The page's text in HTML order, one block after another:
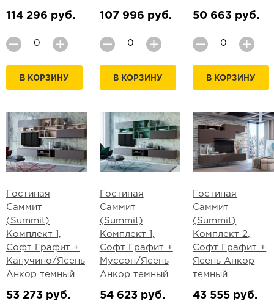
114 296 руб.
В КОРЗИНУ
107 996 руб.
В КОРЗИНУ
50 663 руб.
В КОРЗИНУ
Гостиная
Саммит
(Summit)
Комплект 1,
Софт Графит +
Капучино/Ясень
Анкор темный
53 273 руб.
Гостиная
Саммит
(Summit)
Комплект 1,
Софт Графит +
Муссон/Ясень
Анкор темный
54 623 руб.
Гостиная
Саммит
(Summit)
Комплект 2,
Софт Графит +
Ясень Анкор
темный
43 555 руб.